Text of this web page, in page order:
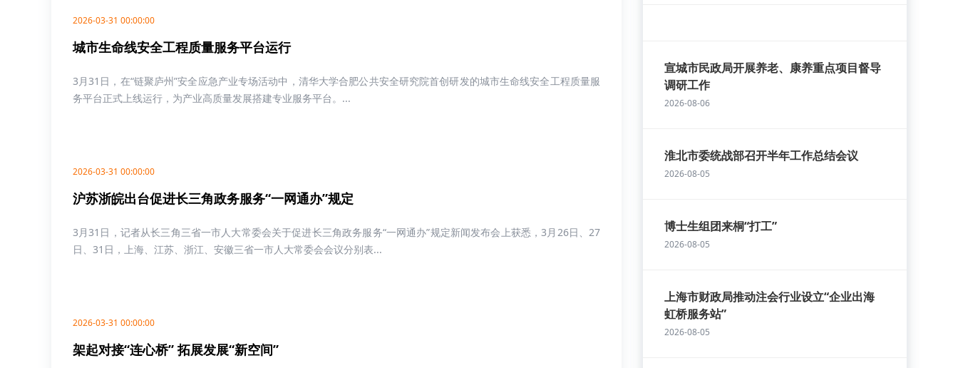
2026-03-31 00:00:00
城市生命线安全工程质量服务平台运行
3月31日，在“链聚庐州”安全应急产业专场活动中，清华大学合肥公共安全研究院首创研发的城市生命线安全工程质量服
务平台正式上线运行，为产业高质量发展搭建专业服务平台。...
2026-03-31 00:00:00
沪苏浙皖出台促进长三角政务服务“一网通办”规定
3月31日，记者从长三角三省一市人大常委会关于促进长三角政务服务“一网通办”规定新闻发布会上获悉，3月26日、27
日、31日，上海、江苏、浙江、安徽三省一市人大常委会会议分别表...
2026-03-31 00:00:00
架起对接“连心桥” 拓展发展“新空间”
宣城市民政局开展养老、康养重点项目督导
调研工作
2026-08-06
淮北市委统战部召开半年工作总结会议
2026-08-05
博士生组团来桐“打工”
2026-08-05
上海市财政局推动注会行业设立“企业出海
虹桥服务站”
2026-08-05